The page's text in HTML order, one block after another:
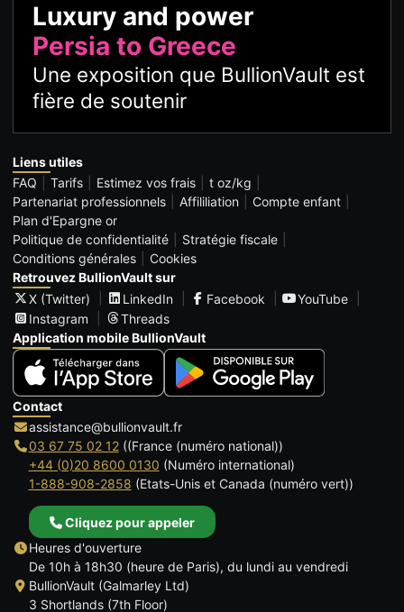
Luxury and power
Persia to Greece
Une exposition que BullionVault est
fière de soutenir
Liens utiles
FAQ
Tarifs Estimez vos frais
t oz/kg
Partenariat professionnels
Affililiation
Compte enfant
Plan d'Epargne or
Politique de confidentialité
Stratégie fiscale
Conditions générales
Cookies
Retrouvez BullionVault sur
X (Twitter)
LinkedIn Facebook
YouTube
Instagram
Threads
Application mobile BullionVault
Contact
assistance@bullionvault.fr
03 67 75 02 12((France (numéro national))
+44 (0)20 8600 0130 (Numéro international)
1-888-908-2858 (Etats-Unis et Canada (numéro vert))
Cliquez pour appeler
Heures d'ouverture
De 10h à 18h30 (heure de Paris), du lundi au vendredi
BullionVault (Galmarley Ltd)
3 Shortlands (7th Floor)